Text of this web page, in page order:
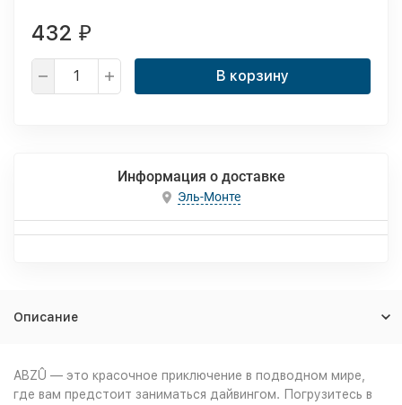
432 ₽
В корзину
Информация о доставке
Эль-Монте
Описание
ABZÛ — это красочное приключение в подводном мире,
где вам предстоит заниматься дайвингом. Погрузитесь в